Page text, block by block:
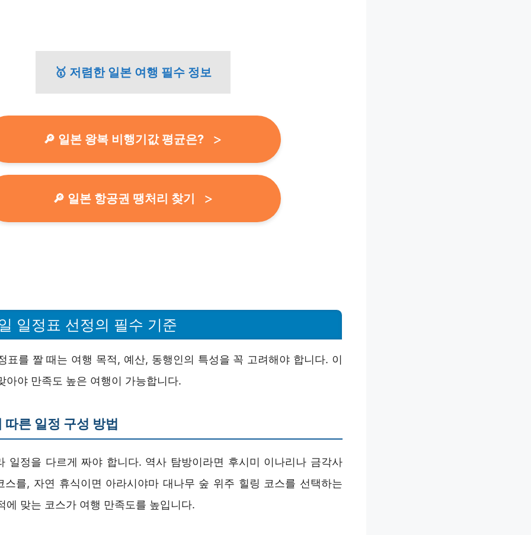
🥇 저렴한 일본 여행 필수 정보
🔎 일본 왕복 비행기값 평균은?
🔎 일본 항공권 땡처리 찾기
일정표 선정의 필수 기준
표를 짤 때는 여행 목적, 예산, 동행인의 특성을 꼭 고려해야 합니다. 이
아야 만족도 높은 여행이 가능합니다.
른 일정 구성 방법
일정을 다르게 짜야 합니다. 역사 탐방이라면 후시미 이나리나 금각사
스를, 자연 휴식이면 아라시야마 대나무 숲 위주 힐링 코스를 선택하는
에 맞는 코스가 여행 만족도를 높입니다.